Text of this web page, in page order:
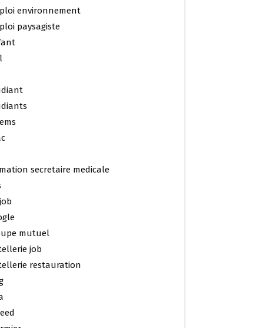
environnement
paysagiste
secretaire medicale
mutuel
job
restauration